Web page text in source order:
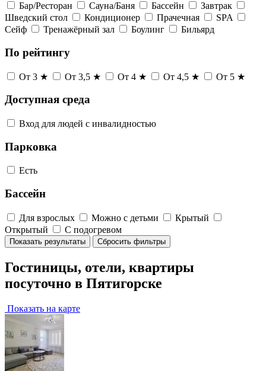
Бар/Ресторан
Сауна/Баня Бассейн
Завтрак
Шведский стол
Кондиционер Прачечная
SPA
Сейф
Тренажёрный зал Боулинг Бильярд
По рейтингу
От 3 ★ От 3,5 ★ От 4 ★ От 4,5 ★ От 5 ★
Доступная среда
Вход для людей с инвалидностью
Парковка
Есть
Бассейн
Для взрослых Можно с детьми
Крытый
Открытый
С подогревом
Показать результаты Сбросить фильтры
Гостиницы, отели, квартиры
посуточно в Пятигорске
Показать на карте